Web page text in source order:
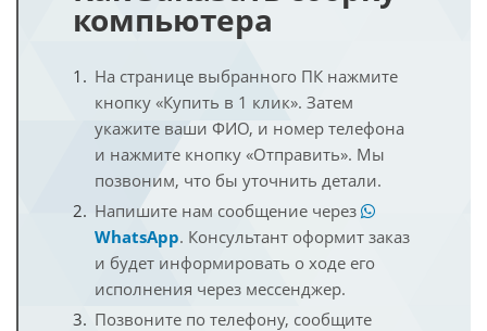
компьютера
На странице выбранного ПК нажмите
кнопку «Купить в 1 клик». Затем
укажите ваши ФИО, и номер телефона
и нажмите кнопку «Отправить». Мы
позвоним, что бы уточнить детали.
Напишите нам сообщение через
WhatsApp. Консультант оформит заказ
и будет информировать о ходе его
исполнения через мессенджер.
Позвоните по телефону, сообщите